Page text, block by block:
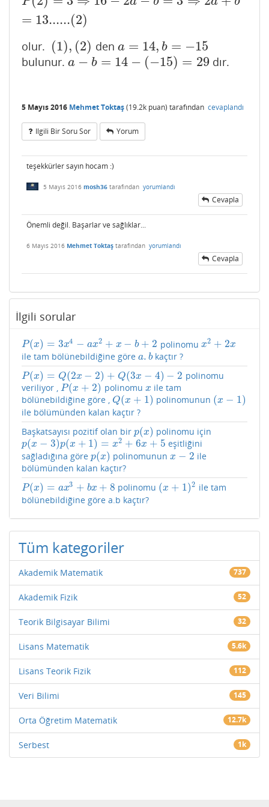
= 13......(2)
olur. (1), (2)
(1),(2 ) den a = 14, b = −15
a=14 ,b=−15
bulunur. a − b = 14 − (−15) = 29
a−b=14− −15 )= 29 dır.
5 Mayıs 2016 Mehmet Toktaş(19.2k puan) tarafından cevaplandı
Ilgili Bir Soru Sor Yorum
teşekkürler sayın hocam :)
5 Mayıs 2016 mosh36 tarafından yorumlandı
Cevapla
Önemli değil. Başarlar ve sağlıklar...
6 Mayıs 2016 Mehmet Toktaş tarafından yorumlandı
Cevapla
İlgili sorular
P(x) = 3x4 − ax2 + x − b + 2
P(x)=3 x4−ax2 +x− b+2 polinomu x2 + 2x
x2+2x
ile tam bölünebildiğine göre a. b
a.bkaçtır ?
P(x) = Q(2x − 2) + Q(3x − 4) − 2
P(x)=Q (2x −2)+Q 3x −4) −2
polinomu
veriliyor , P(x + 2)
P(x+2 ) polinomu x
x ile tam
bölünebildiğine göre , Q(x + 1)
Q(x+ 1) polinomunun (x − 1)
(x− 1)
ile bölümünden kalan kaçtır ?
Başkatsayısı pozitif olan bir p(x)
p(x) polinomu için
p(x − 3)p(x + 1) = x2 + 6x + 5
p(x− 3)p(x+1)=x 2+ 6x +5
eşitliğini
sağladığına göre p(x)
p(x) polinomununx − 2
x−2
ile
bölümünden kalan kaçtır?
P(x) = ax3 + bx + 8
P(x)=a x3+bx+ 8 polinomu (x + 1)2
(x+ 1)2
ile tam
bölünebildiğine göre a.b kaçtır?
Tüm kategoriler
Akademik Matematik 737
Akademik Fizik 52
Teorik Bilgisayar Bilimi 32
Lisans Matematik 5.6k
Lisans Teorik Fizik 112
Veri Bilimi 145
Orta Öğretim Matematik 12.7k
Serbest 1k